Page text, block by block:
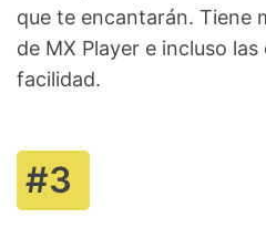
que te encantarán. Tiene
de MX Player e incluso
facilidad.